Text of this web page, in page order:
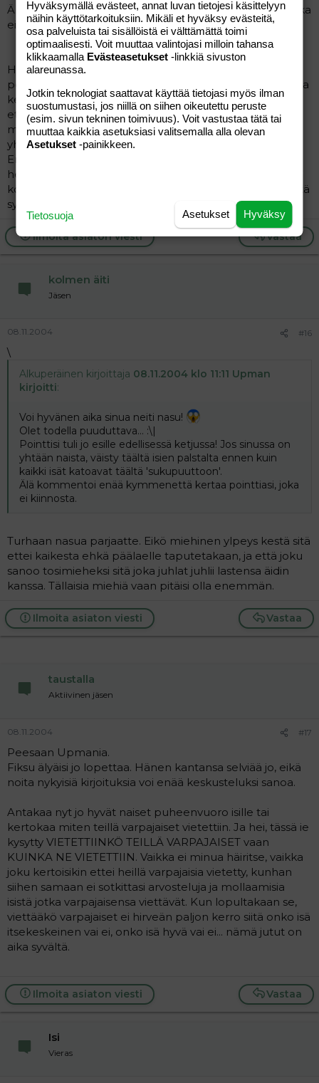
Älä kommentoi enää kymmenettä kertaa pointtiasi, joka
ei kiinnosta.
Hyvä konjakki, laatikko sikareita ja sauna kuuluvat
perinteisesti varpajaisten viettoon. Näin on ollut monissa
kemuissa, joissa olen ollut mukana. Vaimot ovat
etukäteen avustaneet pöytäherkuissa, joskus jopa
miehet ovat 'kokkailleet' kimpassa. Kesäisin on helppo
yhdistää teemaan vaikka Barbeque-grillijuhlat.
Erilaisia ajankohtia on myös ollut. Toiset pitävät juhlansa
heti kun perhe on vielä sairaalassa, toiset vasta
kotiutumisen ja tutustumisen jälkeen parin viikon päästä
syntymisestä. Jälkimmäinen ehkä parempi.
Vastaa
Ilmoita asiaton viesti
kolmen äiti
Jäsen
08.11.2004 #16
\
Alkuperäinen kirjoittaja 08.11.2004 klo 11:11 Upman
kirjoitti:
Voi hyvänen aika sinua neiti nasu!
Olet todella puuduttava... :\|
Pointtisi tuli jo esille edellisessä ketjussa! Jos sinussa on
yhtään naista, väisty täältä isien palstalta ennen kuin
kaikki isät katoavat täältä 'sukupuuttoon'.
Älä kommentoi enää kymmenettä kertaa pointtiasi, joka
ei kiinnosta.
Turhaan nasua parjaatte. Eikö miehinen ylpeys kestä sitä
ettei kaikesta ehkä päälaelle taputetakaan, ja että joku
sanoo tosimieheksi sitä joka juhlat juhlii lastensa äidin
kanssa. Tällaisia miehiä vaan pitäisi olla enemmän.
Vastaa
Ilmoita asiaton viesti
taustalla
Aktiivinen jäsen
08.11.2004 #17
Peesaan Upmania.
Fiksu älyäisi jo lopettaa. Hänen kantansa selviää jo, eikä
noita nykyisiä kirjoituksia voi enää keskusteluksi sanoa.
Antakaa nyt jo hyvät naiset puheenvuoro isille tai
kertokaa miten teillä varpajaiset vietettiin. Ja hei, tässä ie
kysytty VIETETTIINKÖ TEILLÄ VARPAJAISET vaan
KUINKA NE VIETETTIIN. Vaikka ei minua häiritse, vaikka
joku kertoisikin ettei heillä varpajaisia vietetty, kunhan
siihen samaan ei sotkittasi arvosteluja ja mollaamisia
isistä jotka varpajaisensa viettävät. Kun lopultakaan se,
viettääkö varpajaiset ei hirveän paljon kerro siitä onko isä
itsekeskeinen vai ei, onko isä hyvä vai ei... nämä jutut on
aika syvältä.
Vastaa
Ilmoita asiaton viesti
Isi
Vieras
Hyväksymällä evästeet, annat luvan tietojesi käsittelyyn
näihin käyttötarkoituksiin. Mikäli et hyväksy evästeitä,
osa palveluista tai sisällöistä ei välttämättä toimi
optimaalisesti. Voit muuttaa valintojasi milloin tahansa
klikkaamalla Evästeasetukset -linkkiä sivuston
alareunassa.
Jotkin teknologiat saattavat käyttää tietojasi myös ilman
suostumustasi, jos niillä on siihen oikeutettu peruste
(esim. sivun tekninen toimivuus). Voit vastustaa tätä tai
muuttaa kaikkia asetuksiasi valitsemalla alla olevan
Asetukset -painikkeen.
Hyväksy
Asetukset
Tietosuoja